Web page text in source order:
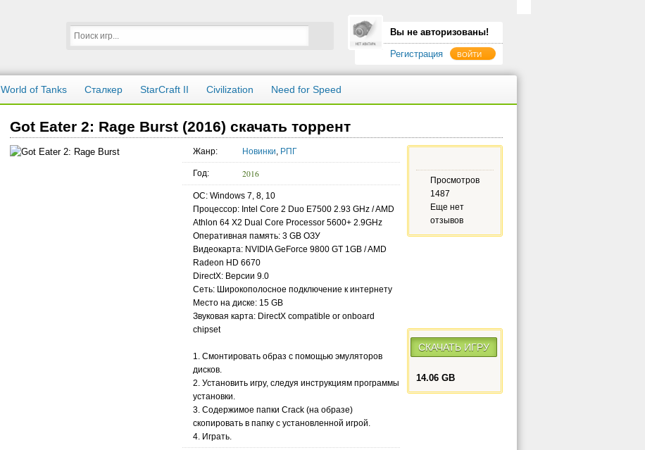
Вы не авторизованы!
Регистрация ВОЙТИ
World of Tanks Сталкер StarCraft II Civilization Need for Speed
Got Eater 2: Rage Burst (2016) скачать торрент
Жанр: Новинки РПГ
Год: 2016
ОС: Windows 7, 8, 10
Процессор: Intel Core 2 Duo E7500 2.93 GHz / AMD
Athlon 64 X2 Dual Core Processor 5600+ 2.9GHz
Оперативная память: 3 GB ОЗУ
Видеокарта: NVIDIA GeForce 9800 GT 1GB / AMD
Radeon HD 6670
DirectX: Версии 9.0
Сеть: Широкополосное подключение к интернету
Место на диске: 15 GB
Звуковая карта: DirectX compatible or onboard
chipset
1. Смонтировать образ с помощью эмуляторов
дисков.
2. Установить игру, следуя инструкциям программы
установки.
3. Содержимое папки Crack (на образе)
скопировать в папку с установленной игрой.
4. Играть.
Просмотров
1487
Еще нет
отзывов
СКАЧАТЬ ИГРУ
14.06 GB